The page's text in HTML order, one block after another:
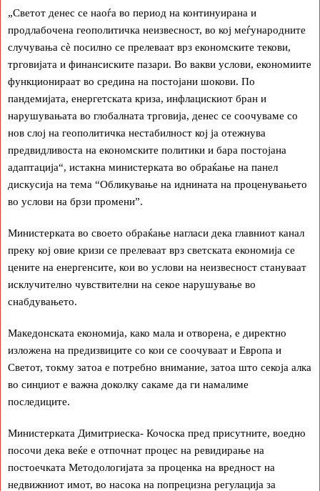
„Светот денес се наоѓа во период на континуирана и
продлабочена геополитичка неизвесност, во кој меѓународните
случувања сѐ посилно се прелеваат врз економските текови,
трговијата и финансиските пазари. Во вакви услови, економиите
функционираат во средина на постојани шокови. По
пандемијата, енергетската криза, инфлацискиот бран и
нарушувањата во глобалната трговија, денес се соочуваме со
нов слој на геополитичка нестабилност кој ја отежнува
предвидливоста на економските политики и бара постојана
адаптација“, истакна министерката во обраќање на панел
дискусија на тема “Обликување на иднината на проценувањето
во услови на брзи промени”.
Министерката во своето обраќање нагласи дека главниот канал
преку кој овие кризи се прелеваат врз светската економија се
цените на енергенсите, кои во услови на неизвесност стануваат
исклучително чувствителни на секое нарушување во
снабдувањето.
Македонската економија, како мала и отворена, е директно
изложена на предизвиците со кои се соочуваат и Европа и
Светот, токму затоа е потребно внимание, затоа што секоја алка
во синџиот е важна доколку сакаме да ги намалиме
последиците.
Министерката Димитриеска- Кочоска пред присутните, воедно
посочи дека веќе e отпочнат процес на ревидирање на
постоечката Методологијата за проценка на вредност на
недвижниот имот, во насока на попрецизна регулација за